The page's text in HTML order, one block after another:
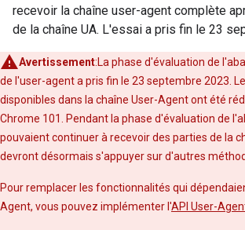
recevoir la chaîne user-agent complète
de la chaîne UA. L'essai a pris fin le 23
Avertissement:La phase d'évaluation de
de l'user-agent a pris fin le 23 septembre 2023.
disponibles dans la chaîne User-Agent ont été
Chrome 101. Pendant la phase d'évaluation de
pouvaient continuer à recevoir des parties de la
devront désormais s'appuyer sur d'autres
Pour remplacer les fonctionnalités qui
Agent, vous pouvez implémenter l'API User-